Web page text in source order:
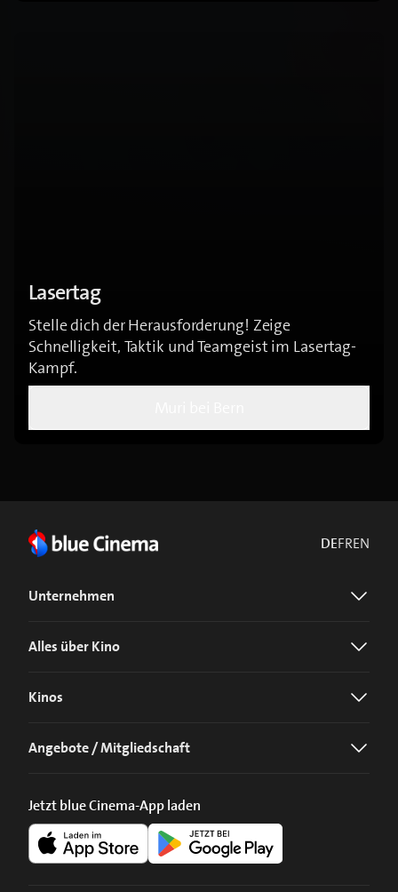
Lasertag
Stelle dich der Herausforderung! Zeige
Schnelligkeit, Taktik und Teamgeist im Lasertag-
Kampf.
DEFREN
Unternehmen
Alles über Kino
Kinos
Angebote / Mitgliedschaft
Jetzt blue Cinema-App laden